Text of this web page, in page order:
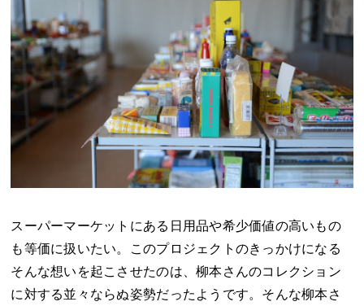
スーパーマーケットにある日用品や希少価値の高いもの
も等価に扱いたい。このプロジェクトのきっかけになる
そんな想いを起こさせたのは、柳本さんのコレクション
に対する並々ならぬ姿勢だったようです。そんな柳本さ